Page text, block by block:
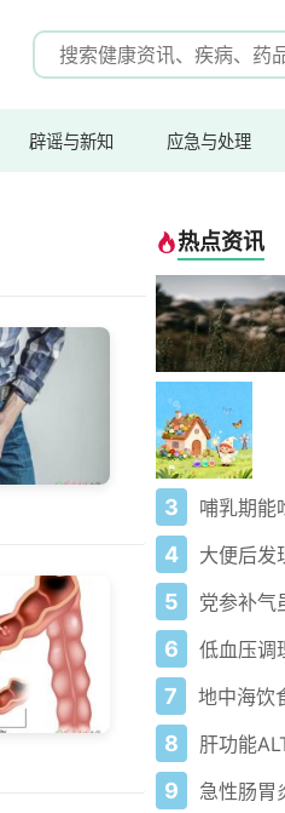
辟谣与新知 应急与处理
热点资讯
3
4
5 党参补气
6
7 地中海饮
8
9